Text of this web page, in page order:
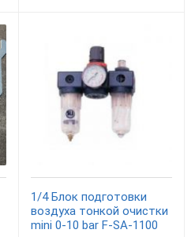
1/4 Блок подготовки
воздуха тонкой очистки
mini 0-10 bar F-SA-1100